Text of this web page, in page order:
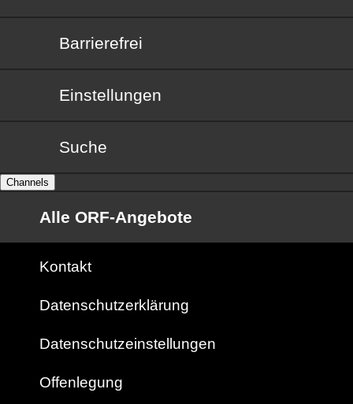
Barrierefrei
Barrierefrei
Einstellungen
Suche
Channels
Alle ORF-Angebote
Kontakt
Datenschutzerklärung
Datenschutzeinstellungen
Offenlegung